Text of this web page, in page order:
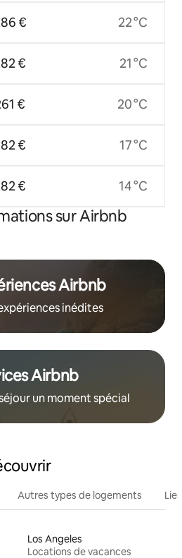
€
€
€
€
€
22 °C
21 °C
20 °C
17 °C
14 °C
sur Airbnb
Airbnb
inédites
Airbnb
un moment spécial
Autres types de logements
Los Angeles
Locations de vacances